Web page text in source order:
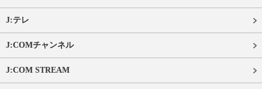
J:テレ
J:COMチャンネル
J:COM STREAM